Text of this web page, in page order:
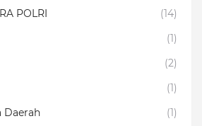
POLRI
(14)
(1)
(2)
(1)
Daerah
(1)